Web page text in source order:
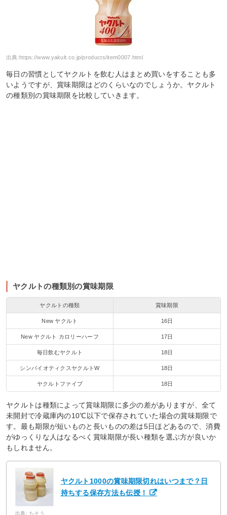
出典:https://www.yakult.co.jp/products/item0007.html
毎日の習慣としてヤクルトを飲む人はまとめ買いをすることも多
いようですが、賞味期限はどのくらいなのでしょうか。ヤクルト
の種類別の賞味期限を比較していきます。
ヤクルトの種類別の賞味期限
ヤクルトの種類 賞味期限
New ヤクルト 16日
New ヤクルト カロリーハーフ 17日
毎日飲むヤクルト 18日
シンバイオティクスヤクルトW 18日
ヤクルトファイブ 18日
ヤクルトは種類によって賞味期限に多少の差がありますが、全て
未開封で冷蔵庫内の10℃以下で保存されていた場合の賞味期限で
す。最も期限が短いものと長いものの差は5日ほどあるので、消費
がゆっくりな人はなるべく賞味期限が長い種類を選ぶ方が良いか
もしれません。
ヤクルト1000の賞味期限切れはいつまで？日
持ちする保存方法も伝授！
出典: ちそう